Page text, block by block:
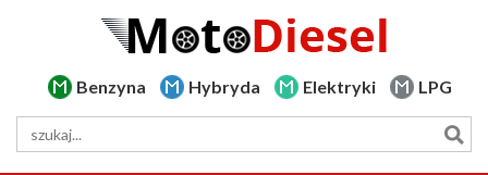
Benzyna Hybryda Elektryki LPG